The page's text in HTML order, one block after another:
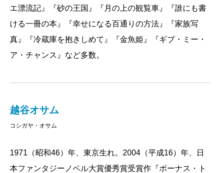
エ漂流記』『砂の王国』『月の上の観覧車』『誰にも書
ける一冊の本』『幸せになる百通りの方法』『家族写
真』『冷蔵庫を抱きしめて』『金魚姫』『ギブ・ミー・
ア・チャンス』など多数。
越谷オサム
コシガヤ・オサム
1971（昭和46）年、東京生れ。2004（平成16）年、日
本ファンタジーノベル大賞優秀賞受賞作『ボーナス・ト